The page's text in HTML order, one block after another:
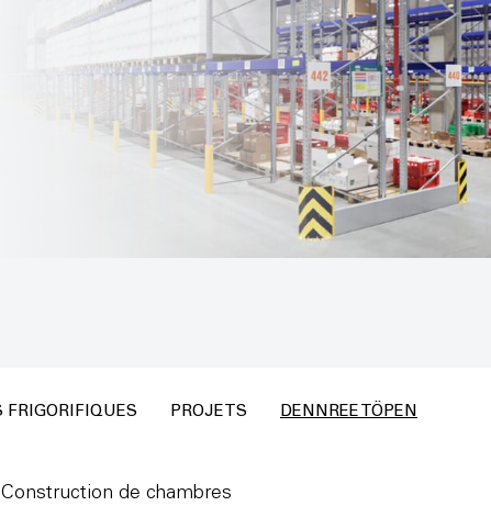
FRIGORIFIQUES PROJETS DENNREE TÖPEN
de chambres